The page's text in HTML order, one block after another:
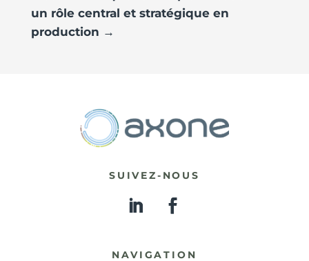
un rôle central et stratégique en
production →
SUIVEZ-NOUS
NAVIGATION